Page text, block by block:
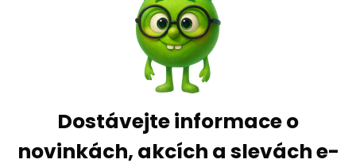
Dostávejte informace o
novinkách, akcích a slevách e-